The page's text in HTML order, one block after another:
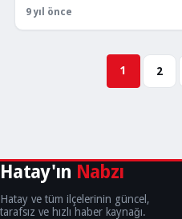
9 yıl önce
1 2
Hatay'ın Nabzı
Hatay ve tüm ilçelerinin güncel,
tarafsız ve hızlı haber kaynağı.